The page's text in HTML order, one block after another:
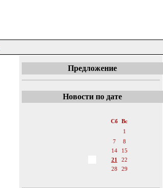
Предложение
Новости по дате
Сб
Вс
1
7
8
14
15
21
22
28
29